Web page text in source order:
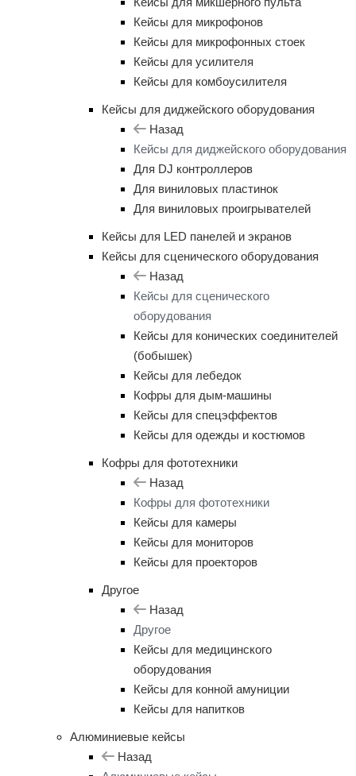
Кейсы для микрофонов
Кейсы для микрофонных стоек
Кейсы для усилителя
Кейсы для комбоусилителя
Кейсы для диджейского оборудования
Назад
Кейсы для диджейского оборудования
Для DJ контроллеров
Для виниловых пластинок
Для виниловых проигрывателей
Кейсы для LED панелей и экранов
Кейсы для сценического оборудования
Назад
Кейсы для сценического
оборудования
Кейсы для конических соединителей
(бобышек)
Кейсы для лебедок
Кофры для дым-машины
Кейсы для спецэффектов
Кейсы для одежды и костюмов
Кофры для фототехники
Назад
Кофры для фототехники
Кейсы для камеры
Кейсы для мониторов
Кейсы для проекторов
Другое
Назад
Другое
Кейсы для медицинского
оборудования
Кейсы для конной амуниции
Кейсы для напитков
Алюминиевые кейсы
Назад